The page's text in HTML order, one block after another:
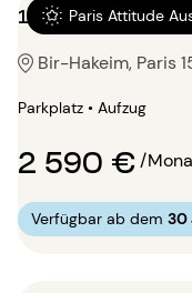
Paris Attitude
1 Zimmer 56m²
Bir-Hakeim, Paris
Parkplatz • Aufzug
2 590 €/
Verfügbar ab dem 30